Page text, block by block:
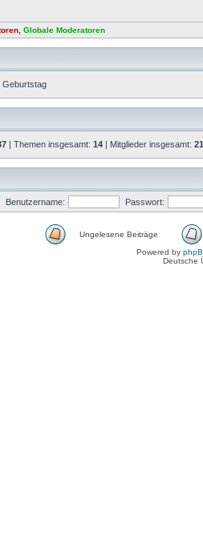
Globale Moderatoren
Geburtstag
| Themen insgesamt: 14 | Mitglieder insgesamt: 21
Benutzername: Passwort:
Ungelesene Beiträge
Powered by
Deutsche